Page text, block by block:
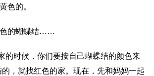
的。
的蝴蝶结……
时候，你们要按自己蝴蝶结的颜色来
，就找红色的家。现在，先和妈妈一起